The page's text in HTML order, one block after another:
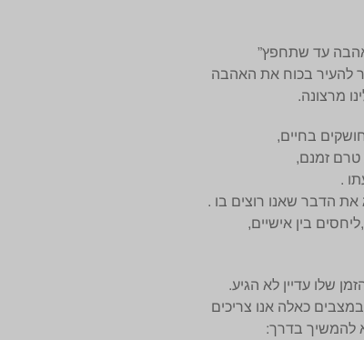
עד שתחפץ”
להעיר בכוח את האהבה
מרצונה.
בחיים,
טרם זמנם,
.
הדבר שאנו רוצים בו .
בין אישיים,
שלו עדיין לא הגיע.
כאלה אנו צריכים
להמשיך בדרך: